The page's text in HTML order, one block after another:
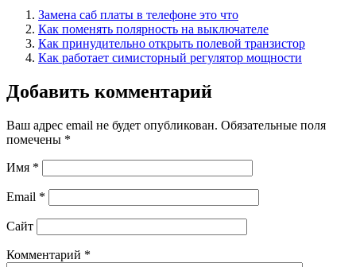
Замена саб платы в телефоне это что
Как поменять полярность на выключателе
Как принудительно открыть полевой транзистор
Как работает симисторный регулятор мощности
Добавить комментарий
Ваш адрес email не будет опубликован. Обязательные поля
помечены *
Имя *
Email *
Сайт
Комментарий *